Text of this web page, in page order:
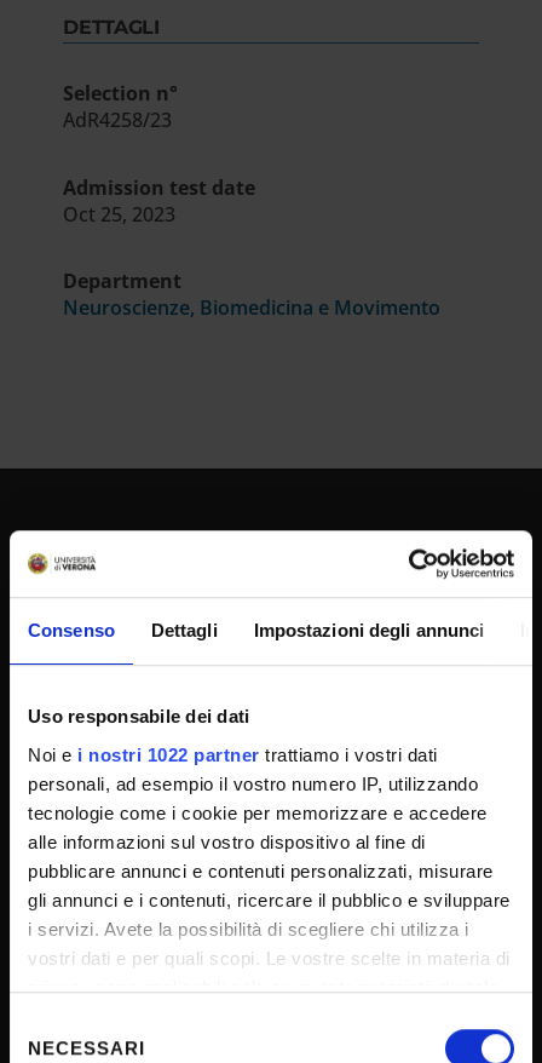
Consenso Dettagli Impostazioni degli annunci
Uso responsabile dei dati
Noi e i nostri 1022 partner trattiamo i vostri dati
personali, ad esempio il vostro numero IP, utilizzando
tecnologie come i cookie per memorizzare e accedere
alle informazioni sul vostro dispositivo al fine di
pubblicare annunci e contenuti personalizzati, misurare
gli annunci e i contenuti, ricercare il pubblico e sviluppare
i servizi. Avete la possibilità di scegliere chi utilizza i
vostri dati e per quali scopi. Le vostre scelte in materia di
privacy sono applicabili solo su questa proprietà digitale
modificare o revocare il proprio consenso in qualsiasi
delNECESSARI
DETTAGLI
Selection n°
AdR4258/23
Admission test date
Oct 25, 2023
Department
Neuroscienze, Biomedicina e Movimento
Transparency
Job vacancies
Procurement
Notifications
Terms and conditions
Privacy policy
Cookie
Sponsorizzazioni e donazioni
Events